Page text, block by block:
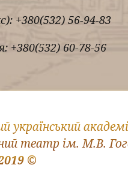
+380(532) 56-94-83
+380(532) 60-78-56
©
український
театр ім. М.В.